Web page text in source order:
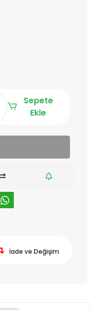
Sepete
Ekle
İade ve Değişim